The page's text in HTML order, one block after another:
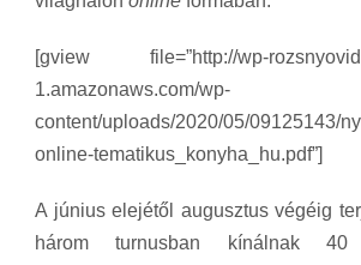
[gview file=”http://wp-
1.amazonaws.com/wp-
content/uploads/2020/05/09125143/
online-tematikus_konyha_hu.pdf”]
A június elejétől augusztus végéig
három turnusban kínálnak